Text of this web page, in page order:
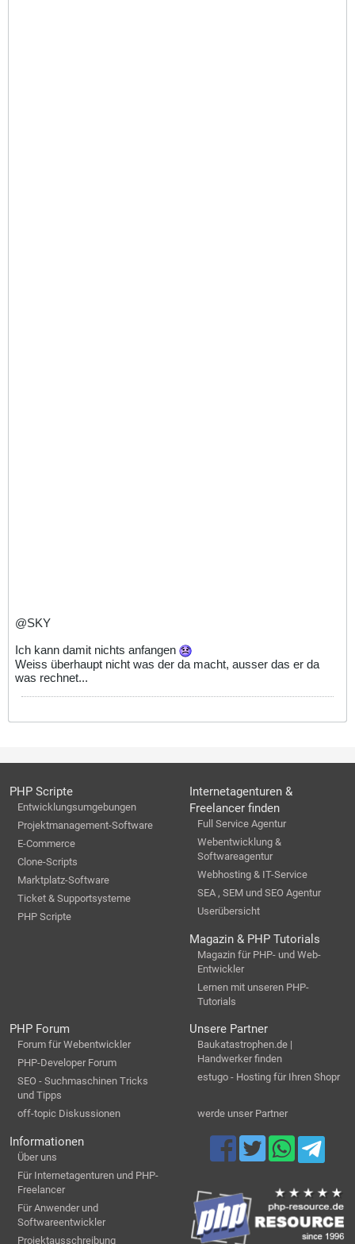
@SKY
Ich kann damit nichts anfangen
Weiss überhaupt nicht was der da macht, ausser das er da
was rechnet...
PHP Scripte
Entwicklungsumgebungen
Projektmanagement-Software
E-Commerce
Clone-Scripts
Marktplatz-Software
Ticket & Supportsysteme
PHP Scripte
Internetagenturen &
Freelancer finden
Full Service Agentur
Webentwicklung &
Softwareagentur
Webhosting & IT-Service
SEA , SEM und SEO Agentur
Userübersicht
Magazin & PHP Tutorials
Magazin für PHP- und Web-
Entwickler
Lernen mit unseren PHP-
Tutorials
PHP Forum
Forum für Webentwickler
PHP-Developer Forum
SEO - Suchmaschinen Tricks
und Tipps
off-topic Diskussionen
Unsere Partner
Baukatastrophen.de |
Handwerker finden
estugo - Hosting für Ihren Shopr
werde unser Partner
Informationen
Über uns
Für Internetagenturen und PHP-
Freelancer
Für Anwender und
Softwareentwickler
Projektausschreibung